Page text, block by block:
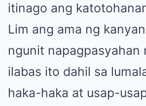
itinago ang
Lim ang ama ng
ngunit napagpasyahan
ilabas ito dahil sa
haka-haka at usap-